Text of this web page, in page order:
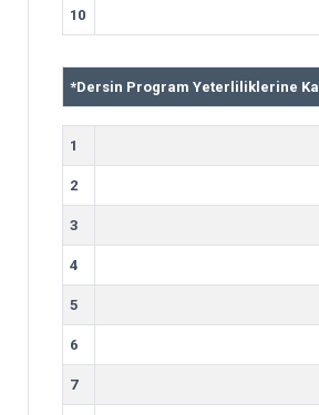
10
*Dersin Program Yeterliliklerine
1
2
3
4
5
6
7